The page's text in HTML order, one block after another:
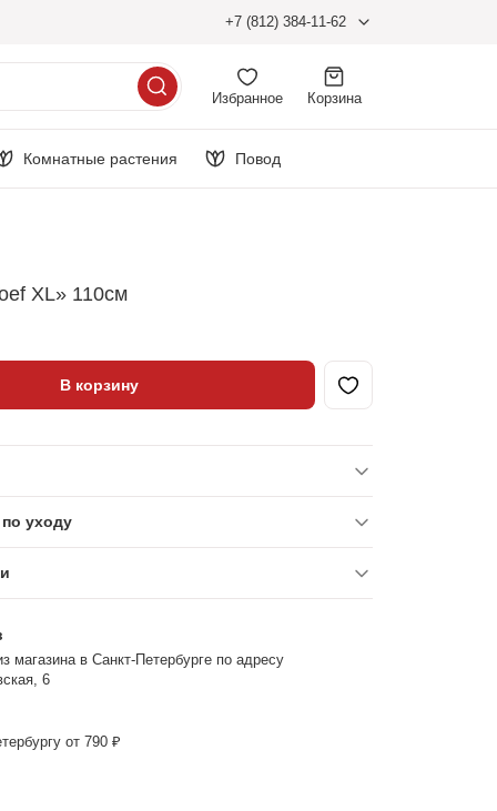
+7 (812) 384-11-62
Избранное Корзина
Комнатные растения Повод
XL» 110см
В корзину
уходу
магазина в Санкт-Петербурге по адресу
6
от 790 ₽